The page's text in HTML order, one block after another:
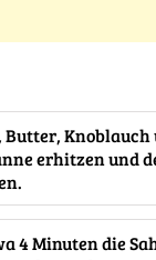
Knoblauch
erhitzen und
4 Minuten die